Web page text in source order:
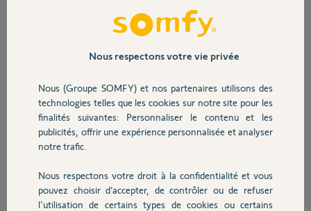
Sécurité
Domotique
Chauffage
Mon alarme Protexiom 600 m'indique l'alerte "élément arraché"
quand on passe devant alarme éteinte. Les piles ont été changées.
Comment régler ce problème
alain G.
il y a plus de 8 ans
Participer au fil de discussion
Réponses
Nous respectons votre vie privée
Nous (Groupe SOMFY) et nos partenaires utilisons des
technologies telles que les cookies sur notre site pour les
finalités suivantes: Personnaliser le contenu et les
publicités, offrir une expérience personnalisée et analyser
notre trafic.
Nous respectons votre droit à la confidentialité et vous
pouvez choisir d’accepter, de contrôler ou de refuser
l'utilisation de certains types de cookies ou certains